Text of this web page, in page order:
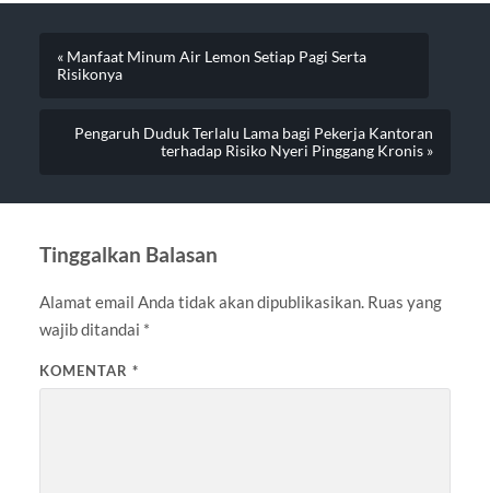
« Manfaat Minum Air Lemon Setiap Pagi Serta
Risikonya
Pengaruh Duduk Terlalu Lama bagi Pekerja Kantoran
terhadap Risiko Nyeri Pinggang Kronis »
Tinggalkan Balasan
Alamat email Anda tidak akan dipublikasikan. Ruas yang
wajib ditandai *
KOMENTAR *